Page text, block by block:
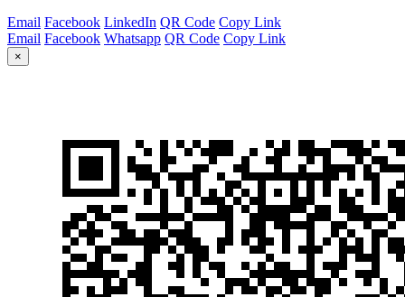
Email Facebook LinkedIn QR Code Copy Link
Email Facebook Whatsapp QR Code Copy Link
×